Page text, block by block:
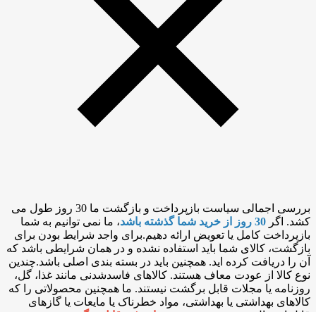
بررسی اجمالی سیاست بازپرداخت و بازگشت ما 30 روز طول می
کشد. اگر
، ما نمی توانیم به شما
بازپرداخت کامل یا تعویض ارائه دهیم.برای واجد شرایط بودن برای
بازگشت، کالای شما باید استفاده نشده و در همان شرایطی باشد که
آن را دریافت کرده اید. همچنین باید در بسته بندی اصلی باشد.چندین
نوع کالا از عودت معاف هستند. کالاهای فاسدشدنی مانند غذا، گل،
روزنامه یا مجلات قابل برگشت نیستند. ما همچنین محصولاتی را که
کالاهای بهداشتی یا بهداشتی، مواد خطرناک یا مایعات یا گازهای